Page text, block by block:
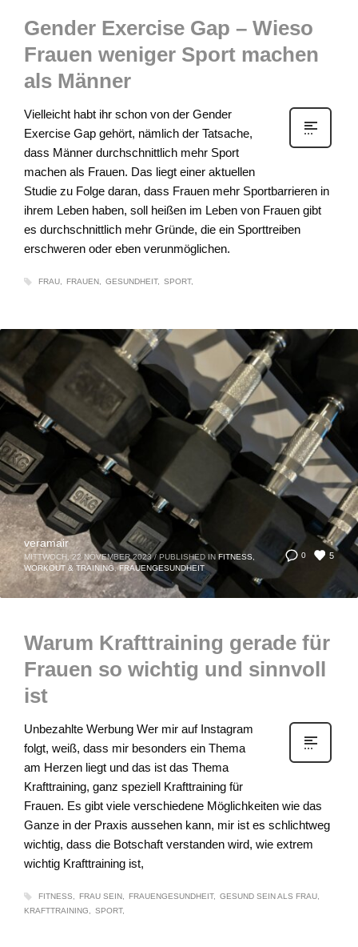
Gender Exercise Gap – Wieso
Frauen weniger Sport machen
als Männer
Vielleicht habt ihr schon von der Gender
Exercise Gap gehört, nämlich der Tatsache,
dass Männer durchschnittlich mehr Sport
machen als Frauen. Das liegt einer aktuellen
Studie zu Folge daran, dass Frauen mehr Sportbarrieren in
ihrem Leben haben, soll heißen im Leben von Frauen gibt
es durchschnittlich mehr Gründe, die ein Sporttreiben
erschweren oder eben verunmöglichen.
FRAU FRAUEN GESUNDHEIT SPORT
0 5
veramair
MITTWOCH, 22 NOVEMBER 2023 / PUBLISHED IN FITNESS,
WORKOUT & TRAINING ,FRAUENGESUNDHEIT
Warum Krafttraining gerade für
Frauen so wichtig und sinnvoll
ist
Unbezahlte Werbung Wer mir auf Instagram
folgt, weiß, dass mir besonders ein Thema
am Herzen liegt und das ist das Thema
Krafttraining, ganz speziell Krafttraining für
Frauen. Es gibt viele verschiedene Möglichkeiten wie das
Ganze in der Praxis aussehen kann, mir ist es schlichtweg
wichtig, dass die Botschaft verstanden wird, wie extrem
wichtig Krafttraining ist,
FITNESS FRAU SEIN FRAUENGESUNDHEIT
GESUND SEIN ALS FRAU
KRAFTTRAINING
SPORT